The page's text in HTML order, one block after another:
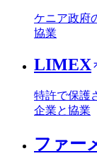
ケニア政府
協業
LIMEX
特許で保護
企業と協業
ファー